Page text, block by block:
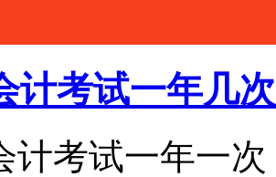
计考试一年几
计考试一年一